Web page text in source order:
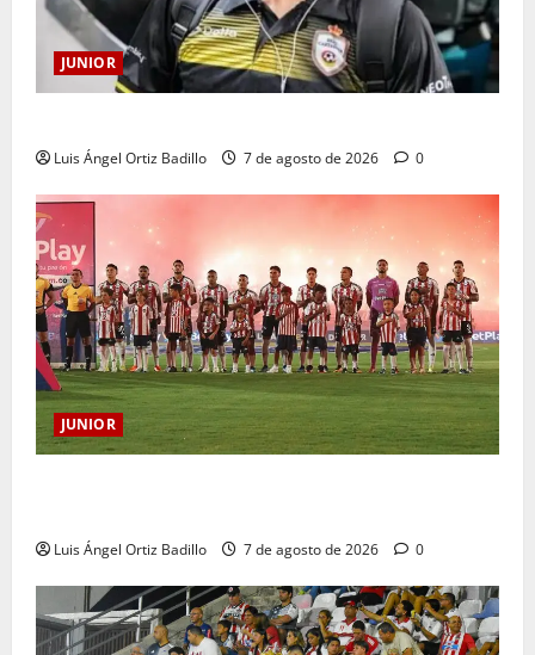
JUNIOR
Luis Ángel Ortiz Badillo 7 de agosto de 2026 0
JUNIOR
Luis Ángel Ortiz Badillo 7 de agosto de 2026 0